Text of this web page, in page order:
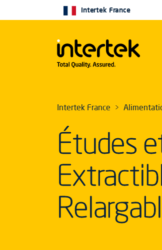
Intertek France
Intertek France
Études